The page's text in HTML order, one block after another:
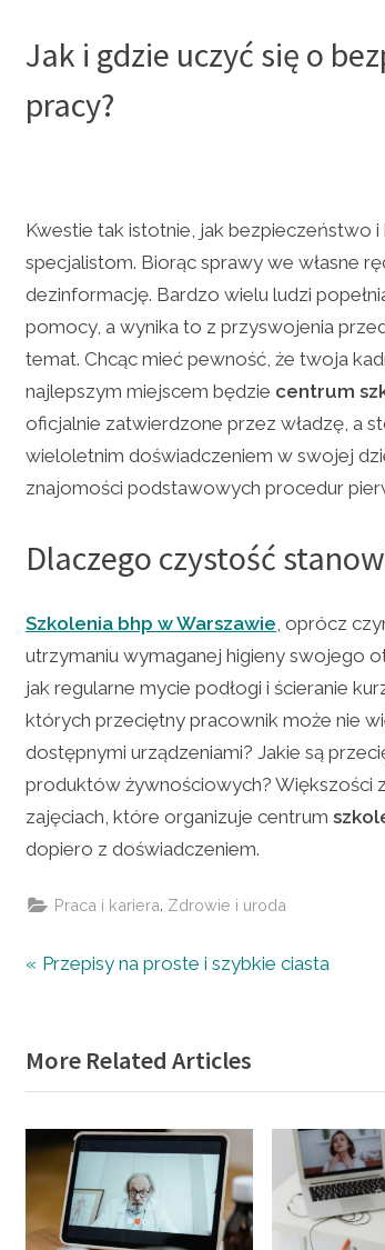
Jak i gdzie uczyć się o
pracy?
Kwestie tak istotnie, jak bezpieczeństwo
specjalistom. Biorąc sprawy we własne
dezinformację. Bardzo wielu ludzi
pomocy, a wynika to z przyswojenia
temat. Chcąc mieć pewność, że twoja
najlepszym miejscem będzie centrum
oficjalnie zatwierdzone przez władzę, a
wieloletnim doświadczeniem w swojej
znajomości podstawowych procedur
Dlaczego czystość
Szkolenia bhp w Warszawie, oprócz
utrzymaniu wymaganej higieny swojego
jak regularne mycie podłogi i ścieranie
których przeciętny pracownik może nie
dostępnymi urządzeniami? Jakie są
produktów żywnościowych? Większości
zajęciach, które organizuje centrum
dopiero z doświadczeniem.
Praca i kariera Zdrowie i uroda
Nawigacja
P
v
i
u
P
Przepisy na proste i szybkie ciasta
More Related Articles